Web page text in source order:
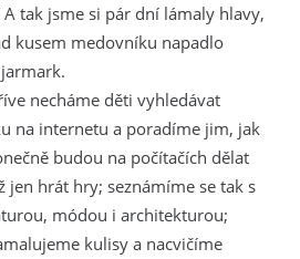
A tak jsme si pár dní lámaly hlavy,
kusem medovníku napadlo
necháme děti vyhledávat
na internetu a poradíme jim, jak
budou na počítačích dělat
jen hrát hry; seznámíme se tak s
módou i architekturou;
kulisy a nacvičíme